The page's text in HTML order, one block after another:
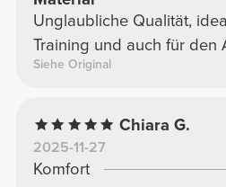
Unglaubliche Qualität,
Training und auch für den
Siehe Original
Chiara G.
2025-11-27
Komfort